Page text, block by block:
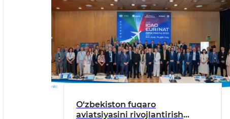
O‘zbekiston fuqaro
aviatsiyasini rivojlantirish